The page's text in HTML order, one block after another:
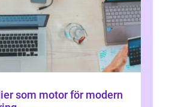
som motor för modern